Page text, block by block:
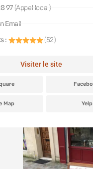
97 (Appel local)
Email
:
(52)
Visiter le site
Map Yelp